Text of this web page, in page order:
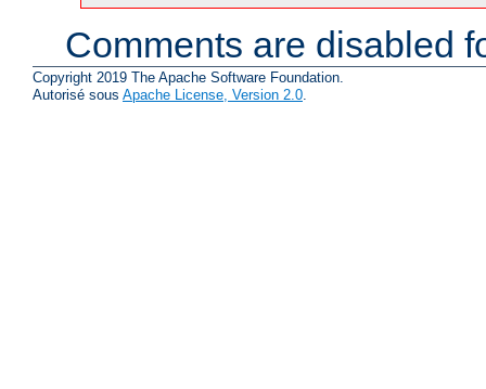
Comments are disabled
Copyright 2019 The Apache Software Foundation.
Autorisé sous Apache License, Version 2.0.